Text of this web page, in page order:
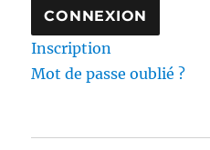
Inscription
Mot de passe oublié ?